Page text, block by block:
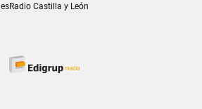
esRadio Castilla y León